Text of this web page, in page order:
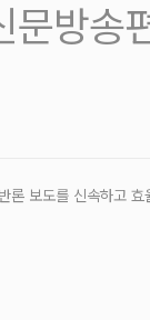
문방송
론 보도를 신속하고